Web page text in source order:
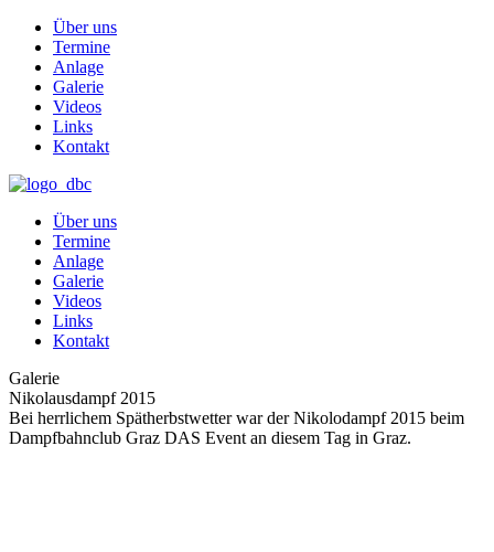
Über uns
Termine
Anlage
Galerie
Videos
Links
Kontakt
Über uns
Termine
Anlage
Galerie
Videos
Links
Kontakt
Galerie
Nikolausdampf 2015
Bei herrlichem Spätherbstwetter war der Nikolodampf 2015 beim
Dampfbahnclub Graz DAS Event an diesem Tag in Graz.